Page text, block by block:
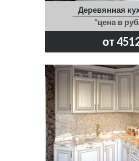
Деревянная
*цена в
от